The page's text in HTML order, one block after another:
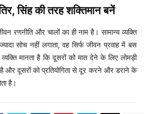
सिंह की तरह शक्तिमान बनें
रणनीति और चालों का ही नाम है। सामान्य व्यक्ति
सोच नहीं लगाता, वह सिर्फ जीवन प्रवाह में बस
मानता है कि दूसरों को मात देने के लिए लोमड़ी
और दूसरों को प्रतियोगिता से दूर करने और डराने के
है।